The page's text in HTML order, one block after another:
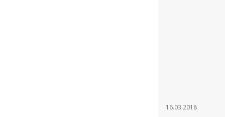
16.03.2018